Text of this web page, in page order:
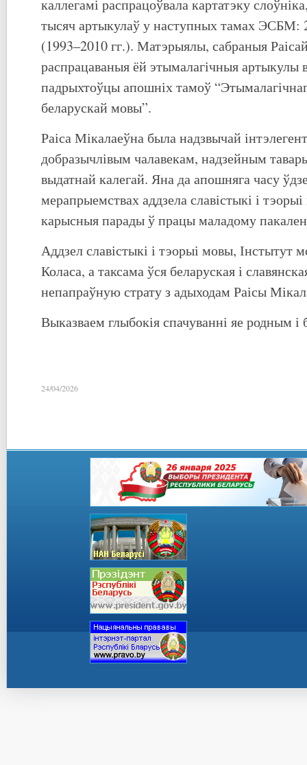
каллегамі распрацоўвала картатэку
тысяч артыкулаў у наступных тамах ЭСБМ:
(1993–2010 гг.). Матэрыялы, сабраныя
распрацаваныя ёй этымалагічныя артыкулы
падрыхтоўцы апошніх тамоў
беларускай мовы”.
Раіса Мікалаеўна была надзвычай
добразычлівым чалавекам, надзейным
выдатнай калегай. Яна да апошняга часу
мерапрыемствах аддзела славістыкі і
карысныя парады ў працы маладому
Аддзел славістыкі і тэорыі мовы, Інстытут
Коласа, а таксама ўся беларуская і
непапраўную страту з адыходам Раісы
Выказваем глыбокія спачуванні яе родным і
24/04/2026